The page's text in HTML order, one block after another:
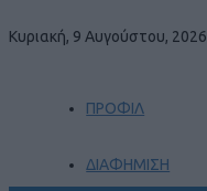
Κυριακή, 9 Αυγούστου, 2026
ΠΡΟΦΙΛ
ΔΙΑΦΗΜΙΣΗ